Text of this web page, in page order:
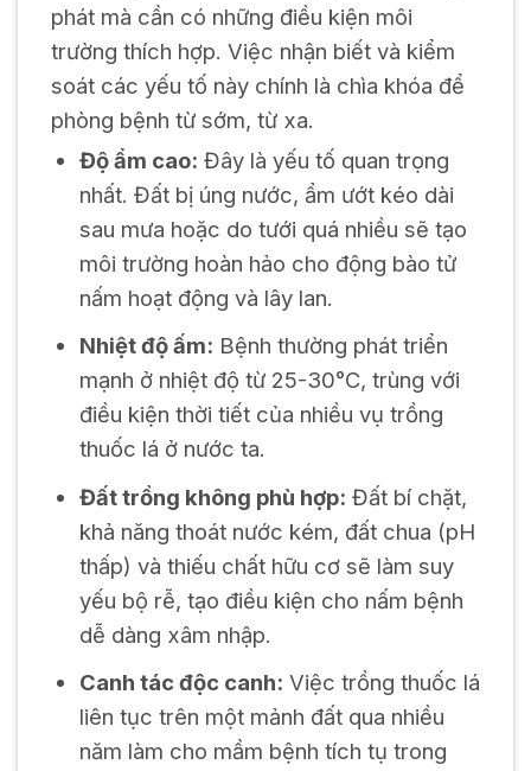
phát mà cần có những điều kiện môi
trường thích hợp. Việc nhận biết và kiểm
soát các yếu tố này chính là chìa khóa để
phòng bệnh từ sớm, từ xa.
Độ ẩm cao: Đây là yếu tố quan trọng
nhất. Đất bị úng nước, ẩm ướt kéo dài
sau mưa hoặc do tưới quá nhiều sẽ tạo
môi trường hoàn hảo cho động bào tử
nấm hoạt động và lây lan.
Nhiệt độ ấm: Bệnh thường phát triển
mạnh ở nhiệt độ từ 25-30°C, trùng với
điều kiện thời tiết của nhiều vụ trồng
thuốc lá ở nước ta.
Đất trồng không phù hợp: Đất bí chặt,
khả năng thoát nước kém, đất chua (pH
thấp) và thiếu chất hữu cơ sẽ làm suy
yếu bộ rễ, tạo điều kiện cho nấm bệnh
dễ dàng xâm nhập.
Canh tác độc canh: Việc trồng thuốc lá
liên tục trên một mảnh đất qua nhiều
năm làm cho mầm bệnh tích tụ trong